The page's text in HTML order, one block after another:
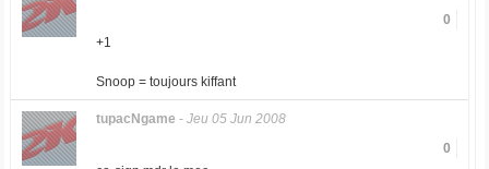
0
+1
Snoop = toujours kiffant
tupacNgame - Jeu 05 Jun 2008
0